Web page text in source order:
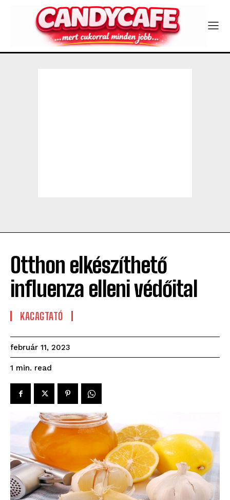
Otthon elkészíthető
influenza elleni védőital
KACAGTATÓ
február 11, 2023
1 min. read